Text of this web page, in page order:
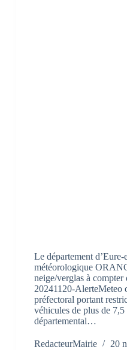
Le département
météorologique
neige/verglas à
20241120-AlerteMeteo
préfectoral portant
véhicules de plus de
départemental…
RedacteurMairie 20